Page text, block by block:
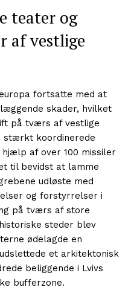
teater og
af vestlige
fortsatte med at
skader, hvilket
på tværs af vestlige
stærkt koordinerede
af over 100 missiler
til bevidst at lamme
udløste med
og forstyrrelser i
på tværs af store
steder blev
ødelagde en
et arkitektonisk
beliggende i Lvivs
bufferzone.